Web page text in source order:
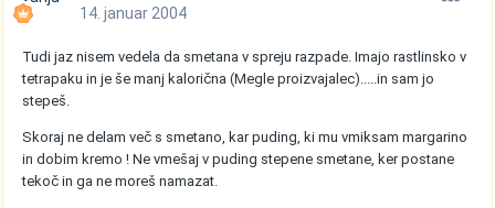
14. januar 2004
Tudi jaz nisem vedela da smetana v spreju razpade. Imajo rastlinsko v
tetrapaku in je še manj kalorična (Megle proizvajalec).....in sam jo
stepeš.
Skoraj ne delam več s smetano, kar puding, ki mu vmiksam margarino
in dobim kremo ! Ne vmešaj v puding stepene smetane, ker postane
tekoč in ga ne moreš namazat.